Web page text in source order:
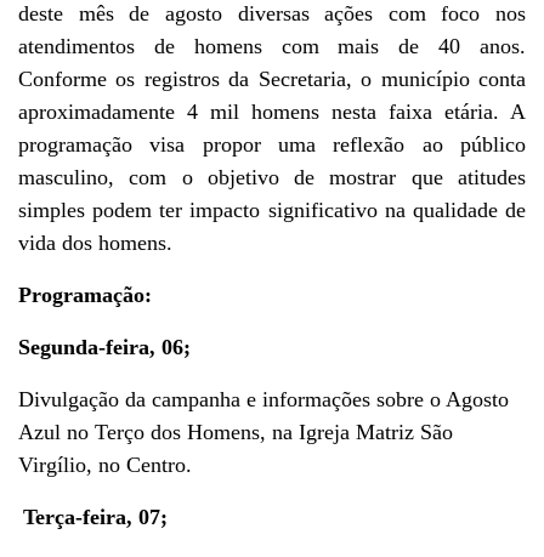
deste mês de agosto diversas ações com foco nos
atendimentos de homens com mais de 40 anos.
Conforme os registros da Secretaria, o município conta
aproximadamente 4 mil homens nesta faixa etária. A
programação visa propor uma reflexão ao público
masculino, com o objetivo de mostrar que atitudes
simples podem ter impacto significativo na qualidade de
vida dos homens.
Programação:
Segunda-feira, 06;
Divulgação da campanha e informações sobre o Agosto
Azul no Terço dos Homens, na Igreja Matriz São
Virgílio, no Centro.
Terça-feira, 07;